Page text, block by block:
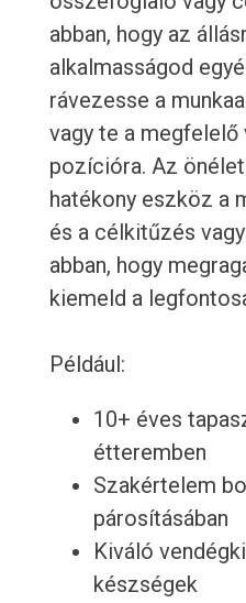
abban, hogy az
alkalmasságod
rávezesse a
vagy te a megfelelő
pozícióra. Az
hatékony eszköz a
és a célkitűzés
abban, hogy
kiemeld a
Például:
10+ éves
étteremben
Szakértelem
párosításában
Kiváló
készségek